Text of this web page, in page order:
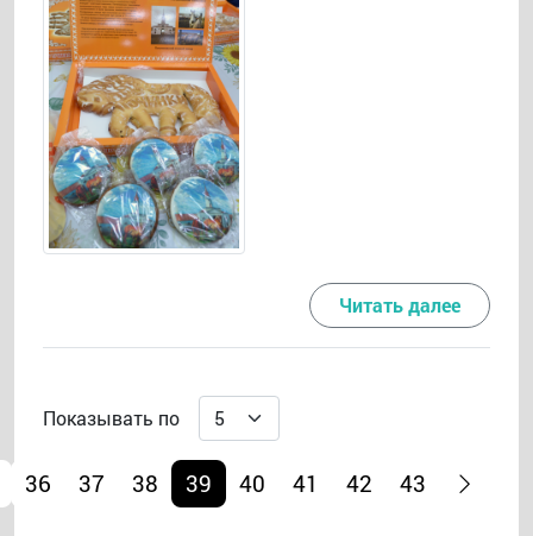
Читать далее
Показывать по
36 37 38 39 40 41 42 43